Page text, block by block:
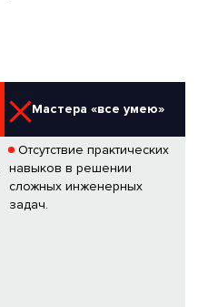
Мастера «все умею»
Отсутствие практических
навыков в решении
сложных инженерных
задач.